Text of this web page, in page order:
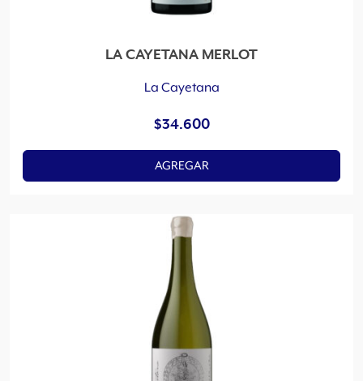
LA CAYETANA MERLOT
La Cayetana
$34.600
AGREGAR